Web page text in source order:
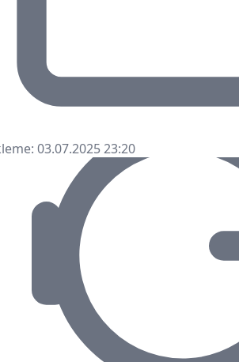
03.07.2025 23:20